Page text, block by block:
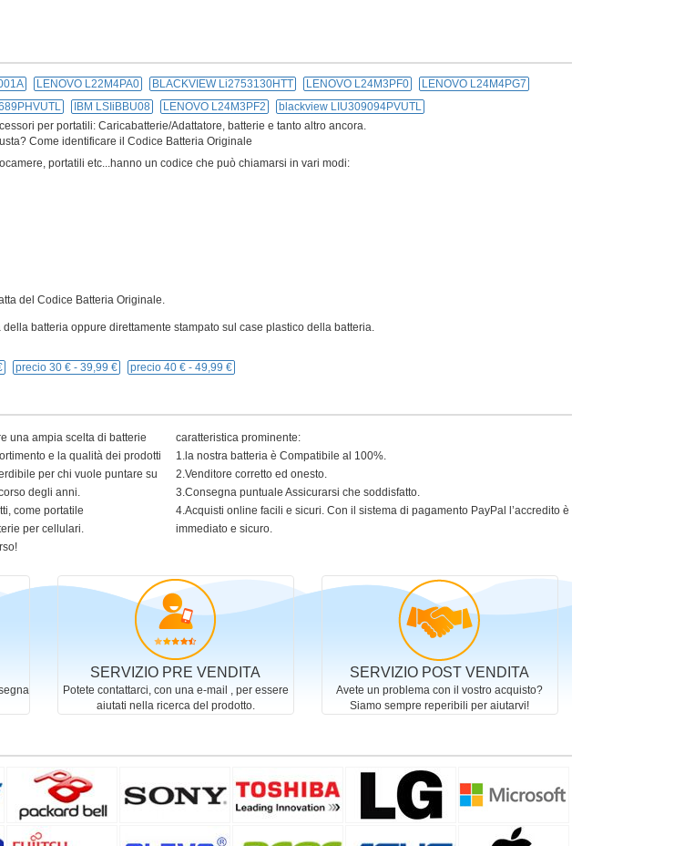
LENOVO L22M4PA0 BLACKVIEW Li2753130HTT LENOVO L24M3PF0
LENOVO L24M4PG7
IBM LSIiBBU08 LENOVO L24M3PF2
blackview LIU309094PVUTL
per portatili: Caricabatterie/Adattatore, batterie e tanto altro ancora.
Come identificare il Codice Batteria Originale
portatili etc...hanno un codice che può chiamarsi in vari modi:
del Codice Batteria Originale.
batteria oppure direttamente stampato sul case plastico della batteria.
precio 30 € - 39,99 € precio 40 € - 49,99 €
una ampia scelta di batterie
e la qualità dei prodotti
per chi vuole puntare su
degli anni.
come portatile
per cellulari.
caratteristica prominente:
1.la nostra batteria è Compatibile al 100%.
2.Venditore corretto ed onesto.
3.Consegna puntuale Assicurarsi che soddisfatto.
4.Acquisti online facili e sicuri. Con il sistema di pagamento PayPal l’accredito è
immediato e sicuro.
SERVIZIO PRE VENDITA
Potete contattarci, con una e-mail , per essere
aiutati nella ricerca del prodotto.
SERVIZIO POST VENDITA
Avete un problema con il vostro acquisto?
Siamo sempre reperibili per aiutarvi!